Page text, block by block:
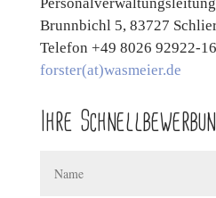
Brunnbichl 5, 83727
Telefon +49 8026 92922-
forster(at)wasmeier.de
Ihre